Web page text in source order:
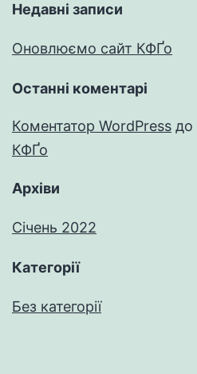
Недавні записи
Оновлюємо сайт КФҐо
Останні коментарі
Коментатор WordPress до
КФҐо
Архіви
Січень 2022
Категорії
Без категорії